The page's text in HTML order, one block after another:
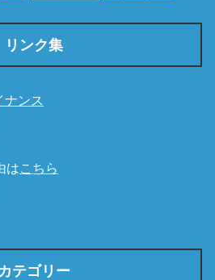
リンク集
ナンス
はこちら
カテゴリー